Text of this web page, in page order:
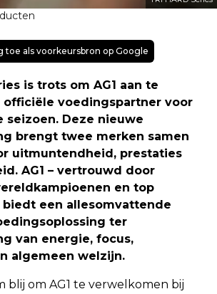
toe als voorkeursbron op Google
is trots om AG1 aan te
officiële voedingspartner voor
seizoen. Deze nieuwe
brengt twee merken samen
uitmuntendheid, prestaties
AG1 – vertrouwd door
en top
biedt een allesomvattende
ter
van energie, focus,
algemeen welzijn.
blij om AG1 te verwelkomen bij